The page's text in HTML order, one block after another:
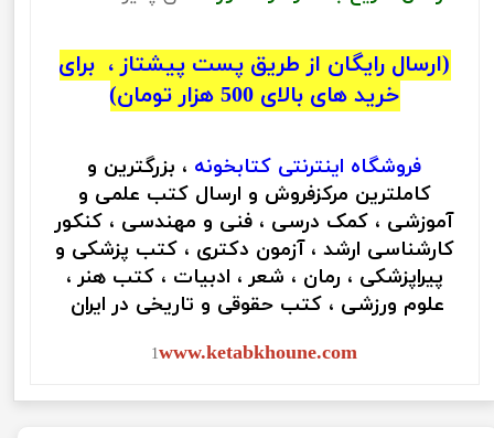
(ارسال رایگان از طریق پست پیشتاز ، برای
خرید های بالای 500 هزار تومان)
فروشگاه اینترنتی کتابخونه ، بزرگترین و
کاملترین مرکزفروش و ارسال کتب علمی و
آموزشی ، کمک درسی ، فنی و مهندسی ، کنکور
کارشناسی ارشد ، آزمون دکتری ، کتب پزشکی و
پیراپزشکی ، رمان ، شعر ، ادبیات ، کتب هنر ،
علوم ورزشی ، کتب حقوقی و تاریخی در ایران
1www.ketabkhoune.com